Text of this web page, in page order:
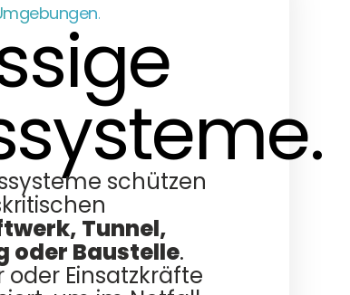
schützen
Tunnel,
oder Baustelle.
Einsatzkräfte